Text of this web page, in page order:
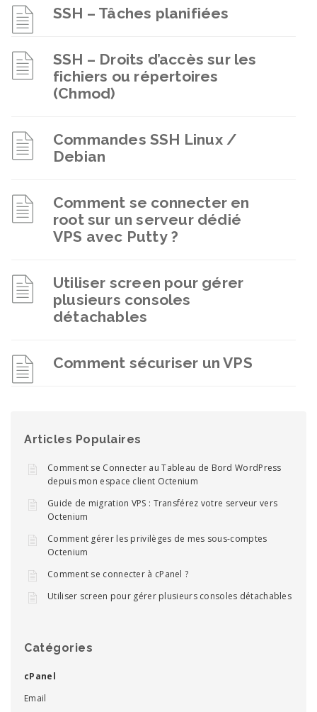
SSH – Tâches planifiées
SSH – Droits d’accès sur les
fichiers ou répertoires
(Chmod)
Commandes SSH Linux /
Debian
Comment se connecter en
root sur un serveur dédié
VPS avec Putty ?
Utiliser screen pour gérer
plusieurs consoles
détachables
Comment sécuriser un VPS
Articles Populaires
Comment se Connecter au Tableau de Bord WordPress
depuis mon espace client Octenium
Guide de migration VPS : Transférez votre serveur vers
Octenium
Comment gérer les privilèges de mes sous-comptes
Octenium
Comment se connecter à cPanel ?
Utiliser screen pour gérer plusieurs consoles détachables
Catégories
cPanel
Email